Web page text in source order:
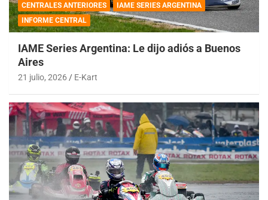
CENTRALES ANTERIORES
IAME SERIES ARGENTINA
INFORME CENTRAL
IAME Series Argentina: Le dijo adiós a Buenos
Aires
21 julio, 2026 E-Kart